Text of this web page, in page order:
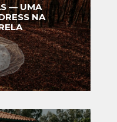
— UMA
NA